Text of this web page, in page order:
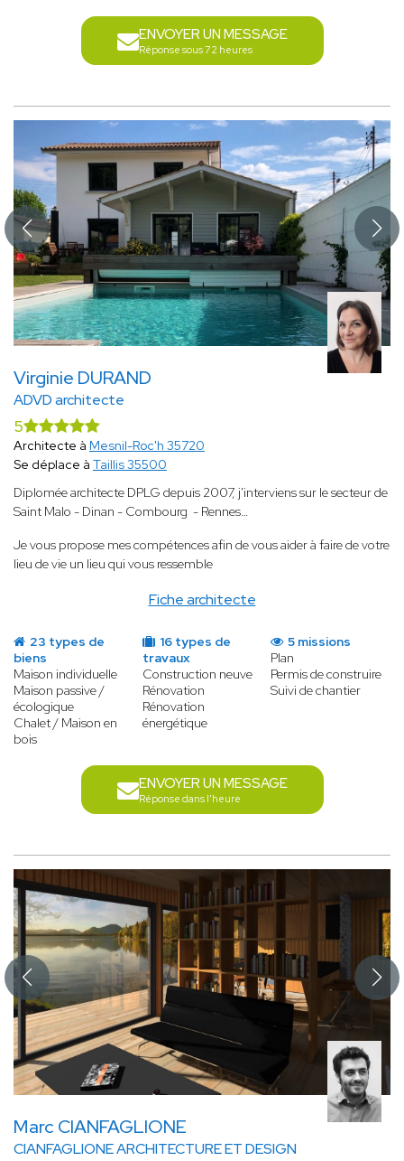
ENVOYER UN MESSAGE
Réponse sous 72 heures
Virginie DURAND
ADVD architecte
Fiche architecte
5
Architecte à Mesnil-Roc'h 35720
Se déplace à Taillis 35500
Diplomée architecte DPLG depuis 2007, j'interviens sur le secteur de
Saint Malo - Dinan - Combourg - Rennes…
Je vous propose mes compétences afin de vous aider à faire de votre
lieu de vie un lieu qui vous ressemble
23 types de
biens
Maison individuelle
Maison passive /
écologique
Chalet / Maison en
bois
16 types de
travaux
Construction neuve
Rénovation
Rénovation
énergétique
5 missions
Plan
Permis de construire
Suivi de chantier
ENVOYER UN MESSAGE
Réponse dans l'heure
Marc CIANFAGLIONE
CIANFAGLIONE ARCHITECTURE ET DESIGN